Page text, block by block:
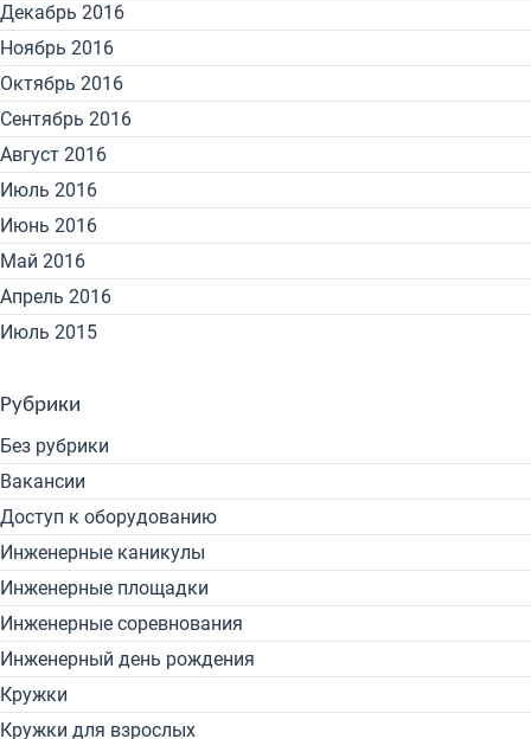
Декабрь 2016
Ноябрь 2016
Октябрь 2016
Сентябрь 2016
Август 2016
Июль 2016
Июнь 2016
Май 2016
Апрель 2016
Июль 2015
Рубрики
Без рубрики
Вакансии
Доступ к оборудованию
Инженерные каникулы
Инженерные площадки
Инженерные соревнования
Инженерный день рождения
Кружки
Кружки для взрослых